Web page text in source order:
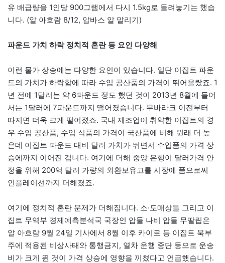
유 배급량을 1인당 900그램에서 다시 1.5kg로 돌려놓기는 했습
니다. (알 아흐람 8/12, 압바스 알 말리기)
파운드 가치 하락 정치적 혼란 등 요인 다양해
이런 물가 상승에는 다양한 요인이 있습니다. 일단 이집트 파운
드의 가치가 하락함에 따라 수입 공산품의 가격이 뛰어올랐죠. 1
년 전에 1달러는 약 6파운드 정도 했던 것이 2013년 8월에 들어
서는 1달러에 7파운드까지 떨어졌습니다. 무바라크 이전부터
따지면 더욱 크게 떨어졌죠. 국내 제조업이 취약한 이집트의 경
우 수입 공산품, 수입 식품의 가격이 국산품에 비해 원래 더 높
은데 이집트 파운드 대비 달러 가치가 뛰면서 수입품의 가격 상
승에까지 이어진 겁니다. 여기에 더해 중앙 은행이 달러가격 안
정을 위해 200억 달러 가량의 외환보유고를 시장에 품으로써
인플레이션까지 더해졌죠.
여기에 정치적 혼란 문제가 더해집니다. 소·도매상들 그리고 이
집트 무역부 경제예측분석국 국장인 압둘 나비 압둘 무딸립은
알 아흐람 9월 24일 기사에서 8월 이후 카이로 등 이집트 북부
주에 적용된 비상사태와 통행금지, 열차 운행 중단 등으로 운송
비가 크게 뛴 것이 가격 상승에 영향을 끼쳤다고 언급했습니다.